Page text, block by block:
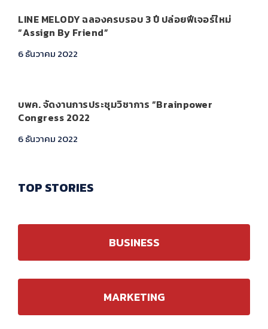
LINE MELODY ฉลองครบรอบ 3 ปี ปล่อยฟีเจอร์ใหม่
“Assign By Friend”
6 ธันวาคม 2022
บพค. จัดงานการประชุมวิชาการ “Brainpower
Congress 2022
6 ธันวาคม 2022
TOP STORIES
BUSINESS
MARKETING